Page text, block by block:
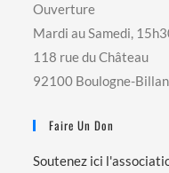
Ouverture
Mardi au Samedi,
118 rue du Château
92100 Boulogne-
Faire Un Don
Soutenez ici